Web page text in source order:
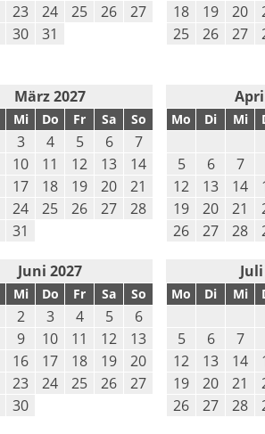
23 24 25 26
27
30 31
18
19 20
25
26 27
März 2027
Mi Do Fr Sa So
3 4 5 6
7
10 11 12 13
14
17 18 19 20
21
24 25 26 27
28
31
Mo Di Mi
5
6 7
12
13 14
19
20 21
26
27 28
Juni 2027
Mi Do Fr Sa So
2 3 4 5
6
9 10 11 12
13
16 17 18 19
20
23 24 25 26
27
30
Mo Di Mi
5
6 7
12
13 14
19
20 21
26
27 28